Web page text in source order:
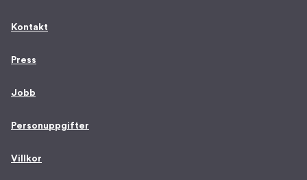
Kontakt
Press
Jobb
Personuppgifter
Villkor